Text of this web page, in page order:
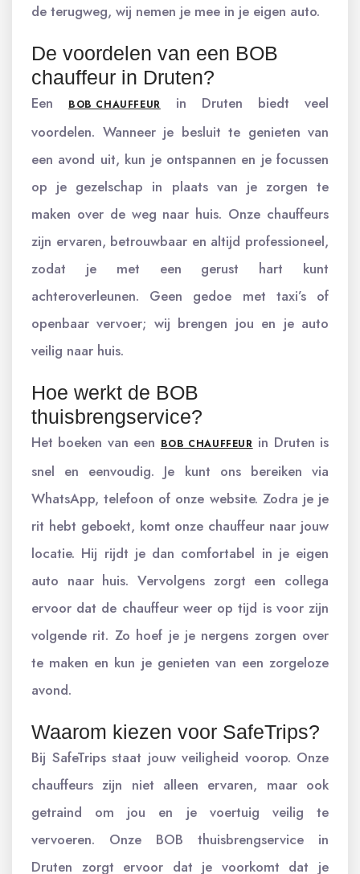
de terugweg, wij nemen je mee in je eigen auto.
De voordelen van een BOB
chauffeur in Druten?
Een BOB CHAUFFEUR
in Druten biedt veel
voordelen. Wanneer je besluit te genieten van
een avond uit, kun je ontspannen en je focussen
op je gezelschap in plaats van je zorgen te
maken over de weg naar huis. Onze chauffeurs
zijn ervaren, betrouwbaar en altijd professioneel,
zodat je met een gerust hart kunt
achteroverleunen. Geen gedoe met taxi’s of
openbaar vervoer; wij brengen jou en je auto
veilig naar huis.
Hoe werkt de BOB
thuisbrengservice?
Het boeken van een BOB CHAUFFEUR in Druten is
snel en eenvoudig. Je kunt ons bereiken via
WhatsApp, telefoon of onze website. Zodra je je
rit hebt geboekt, komt onze chauffeur naar jouw
locatie. Hij rijdt je dan comfortabel in je eigen
auto naar huis. Vervolgens zorgt een collega
ervoor dat de chauffeur weer op tijd is voor zijn
volgende rit. Zo hoef je je nergens zorgen over
te maken en kun je genieten van een zorgeloze
avond.
Waarom kiezen voor SafeTrips?
Bij SafeTrips staat jouw veiligheid voorop. Onze
chauffeurs zijn niet alleen ervaren, maar ook
getraind om jou en je voertuig veilig te
vervoeren. Onze BOB thuisbrengservice in
Druten zorgt ervoor dat je voorkomt dat je